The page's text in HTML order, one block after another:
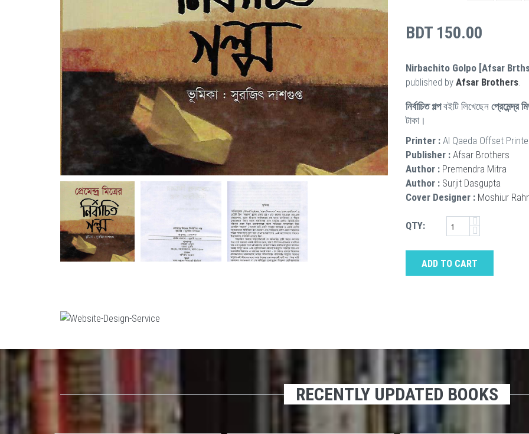
BDT 150.00
Nirbachito Golpo [Afsar
published by Afsar Brothers.
নির্বাচিত গল্পবইটি লিখেছেন প্রেমেন্দ্র
টাকা।
Printer : Al Qaeda Offset
Publisher : Afsar Brothers
Author : Premendra Mitra
Author : Surjit Dasgupta
Cover Designer : Moshiur
QTY:
ADD TO CART
RECENTLY UPDATED BOOKS